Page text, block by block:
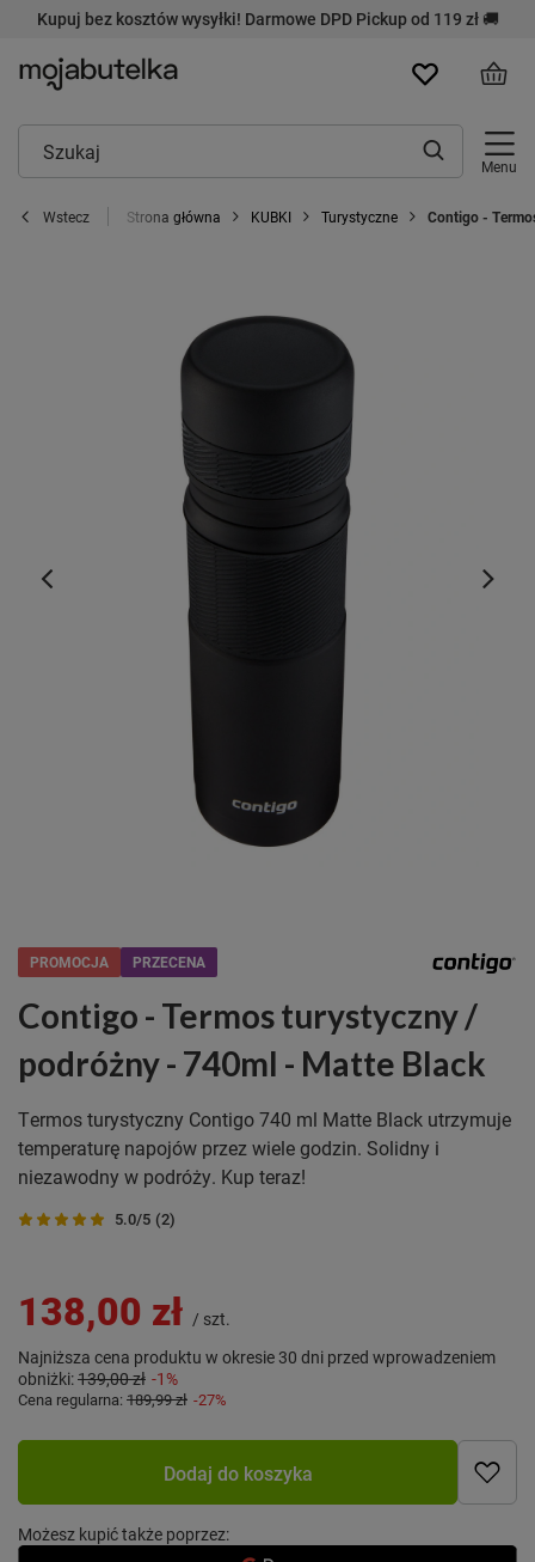
Kupuj bez kosztów wysyłki! Darmowe DPD Pickup od 119 zł 🚚
Menu
Wstecz Strona główna KUBKI Turystyczne Contigo -
PROMOCJA PRZECENA
Contigo - Termos turystyczny /
podróżny - 740ml - Matte Black
Termos turystyczny Contigo 740 ml Matte Black utrzymuje
temperaturę napojów przez wiele godzin. Solidny i
niezawodny w podróży. Kup teraz!
5.0/5 (2)
138,00 zł / szt.
Najniższa cena produktu w okresie 30 dni przed wprowadzeniem
obniżki:139,00 zł -1%
Cena regularna: 189,99 zł -27%
Dodaj do koszyka
Możesz kupić także poprzez: